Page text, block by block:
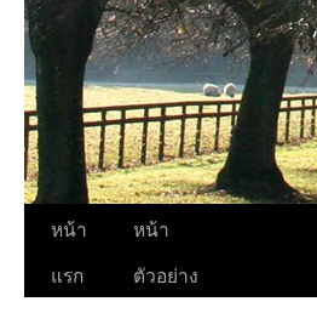
ข้าม
ไป
หน้า
แรก
หน้า
ตัวอย่าง